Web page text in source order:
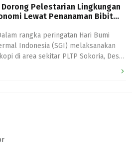
Dorong Pelestarian Lingkungan
Lewat Penanaman Bibit
rangka peringatan Hari Bumi
Indonesia (SGI) melaksanakan
di area sekitar PLTP Sokoria, Desa
dengan tema Hari Bumi Sedunia 2026,